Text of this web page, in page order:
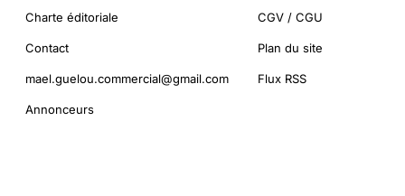
Charte éditoriale
Contact
mael.guelou.commercial@gmail.com
Annonceurs
CGV / CGU
Plan du site
Flux RSS